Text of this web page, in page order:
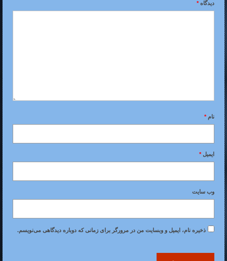
دیدگاه*
نام*
ایمیل*
وب‌ سایت
ذخیره نام، ایمیل و وبسایت من در مرورگر برای زمانی که دوباره دیدگاهی می‌نویسم.